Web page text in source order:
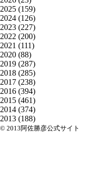
2025 (159)
2024 (126)
2023 (227)
2022 (200)
2021 (111)
2020 (88)
2019 (287)
2018 (285)
2017 (238)
2016 (394)
2015 (461)
2014 (374)
2013 (188)
© 2013阿佐勝彦公式サイト